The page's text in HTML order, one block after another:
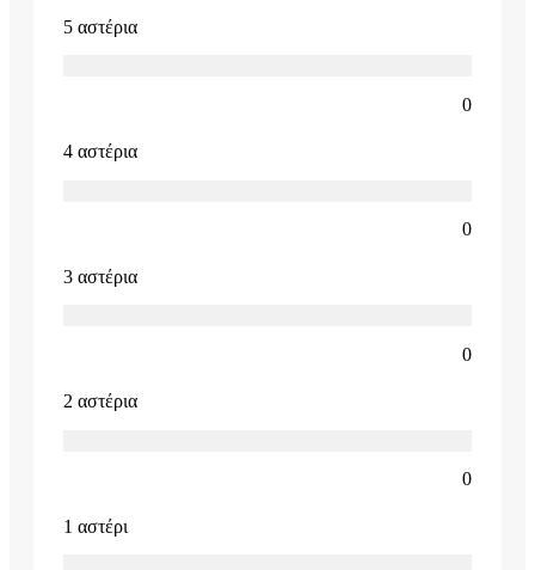
5 αστέρια
0
4 αστέρια
0
3 αστέρια
0
2 αστέρια
0
1 αστέρι